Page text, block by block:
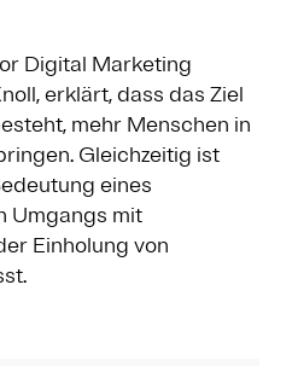
Digital Marketing
erklärt, dass das Ziel
mehr Menschen in
Gleichzeitig ist
eines
Umgangs mit
Einholung von